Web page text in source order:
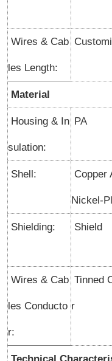
Wires & Cab
les Length:
Material
Housing & In
sulation:
PA
Shell: Copper
Nickel-
Shielding: Shield
Wires & Cab
les Conducto
r:
Tinned
r